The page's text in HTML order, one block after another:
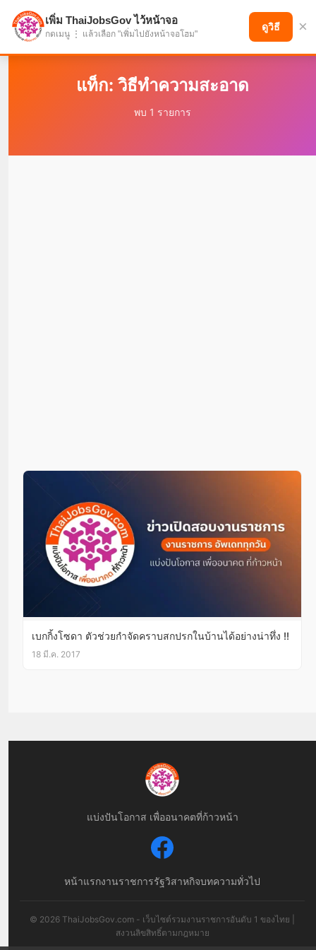
แบ่งปันโอกาส เพื่ออนาคตที่ก้าวหน้า
แท็ก: วิธีทำความสะอาด
พบ 1 รายการ
เบกกิ้งโซดา ตัวช่วยกำจัดคราบสกปรกในบ้านได้อย่างน่าทึ่ง !!
18 มี.ค. 2017
แบ่งปันโอกาส เพื่ออนาคตที่ก้าวหน้า
หน้าแรกงานราชการรัฐวิสาหกิจบทความทั่วไป
© 2026 ThaiJobsGov.com - เว็บไซต์รวมงานราชการอันดับ 1 ของไทย |
สงวนลิขสิทธิ์ตามกฎหมาย
เพิ่ม ThaiJobsGov ไว้หน้าจอ
กดเมนู ⋮ แล้วเลือก "เพิ่มไปยังหน้าจอโฮม"
ดูวิธี ×